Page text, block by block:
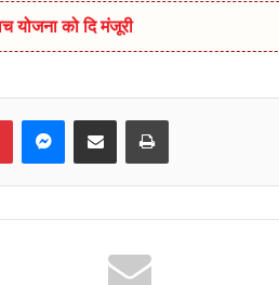
योजना को दि मंजूरी
PinterestMessenger
Share via Email Print